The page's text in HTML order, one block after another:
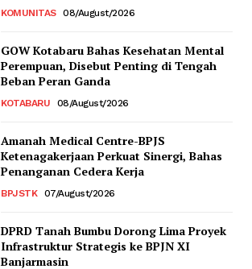
KOMUNITAS 08/August/2026
GOW Kotabaru Bahas Kesehatan Mental
Perempuan, Disebut Penting di Tengah
Beban Peran Ganda
KOTABARU 08/August/2026
Amanah Medical Centre-BPJS
Ketenagakerjaan Perkuat Sinergi, Bahas
Penanganan Cedera Kerja
BPJSTK 07/August/2026
DPRD Tanah Bumbu Dorong Lima Proyek
Infrastruktur Strategis ke BPJN XI
Banjarmasin